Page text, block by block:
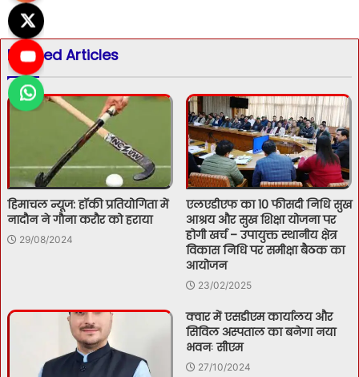
Related Articles
हिमाचल न्यूज: हॉकी प्रतियोगिता में
नादौन ने गौना करौर को हराया
29/08/2024
एलएडीएफ का 10 फीसदी निधि सुख
आश्रय और सुख शिक्षा योजना पर
होगी खर्च – उपायुक्त स्थानीय क्षेत्र
विकास निधि पर समीक्षा बैठक का
आयोजन
23/02/2025
क्वार में एसडीएम कार्यालय और
सिविल अस्पताल का बनेगा नया
भवनः सीएम
27/10/2024